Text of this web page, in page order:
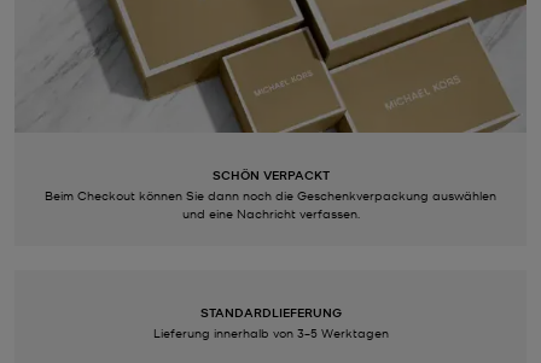
SCHÖN VERPACKT
Beim Checkout können Sie dann noch die Geschenkverpackung auswählen
und eine Nachricht verfassen.
STANDARDLIEFERUNG
Lieferung innerhalb von 3–5 Werktagen